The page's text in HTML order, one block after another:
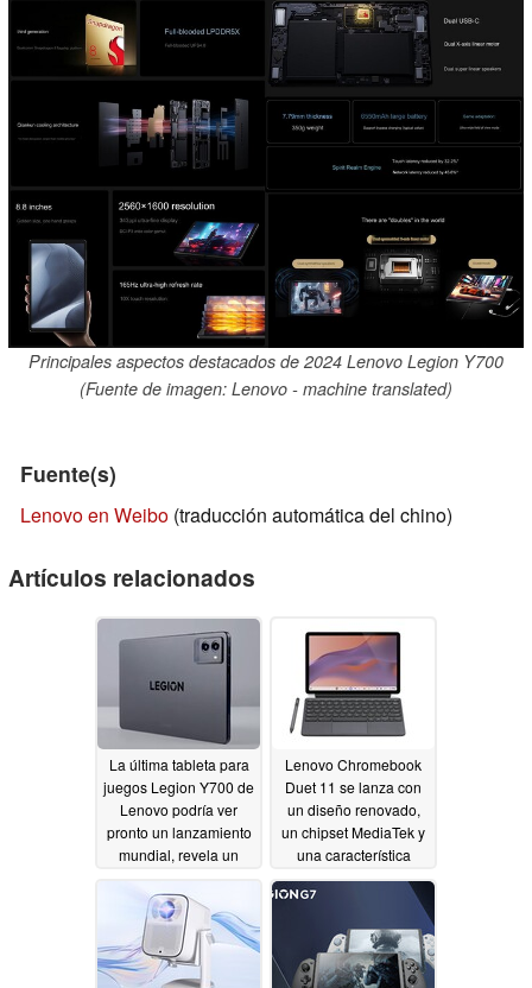
Principales aspectos destacados de 2024 Lenovo Legion Y700
(Fuente de imagen: Lenovo - machine translated)
Fuente(s)
Lenovo en Weibo (traducción automática del chino)
Artículos relacionados
La última tableta para
juegos Legion Y700 de
Lenovo podría ver
pronto un lanzamiento
mundial, revela un
10/06/2024
Lenovo Chromebook
Duet 11 se lanza con
un diseño renovado,
un chipset MediaTek y
una característica
largamente solicitada